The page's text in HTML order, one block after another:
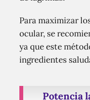
Para maximizar
ocular, se
ya que este
ingredientes
Potencia